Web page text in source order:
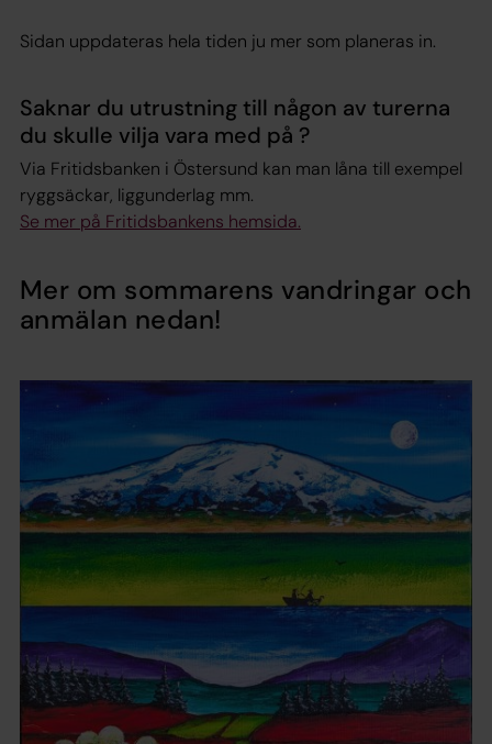
Sidan uppdateras hela tiden ju mer som planeras in.
Saknar du utrustning till någon av turerna
du skulle vilja vara med på ?
Via Fritidsbanken i Östersund kan man låna till exempel
ryggsäckar, liggunderlag mm.
Se mer på Fritidsbankens hemsida.
Mer om sommarens vandringar och
anmälan nedan!